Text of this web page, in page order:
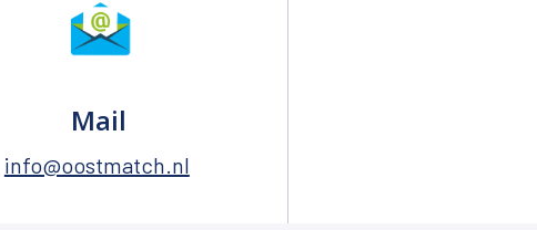
Mail
info@oostmatch.nl